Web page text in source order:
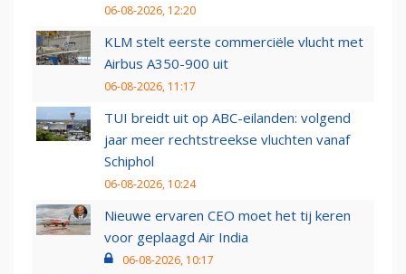
06-08-2026, 12:20
KLM stelt eerste commerciële vlucht met
Airbus A350-900 uit
06-08-2026, 11:17
TUI breidt uit op ABC-eilanden: volgend
jaar meer rechtstreekse vluchten vanaf
Schiphol
06-08-2026, 10:24
Nieuwe ervaren CEO moet het tij keren
voor geplaagd Air India
06-08-2026, 10:17